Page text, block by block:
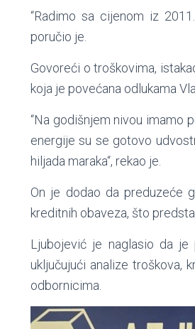
“Radimo sa cijenom iz
poručio je.
Govoreći o troškovima,
koja je povećana odlukama
“Na godišnjem nivou imamo
energije su se gotovo
hiljada maraka“, rekao je.
On je dodao da preduzeće
kreditnih obaveza, što
Ljubojević je naglasio da je
uključujući analize troškova,
odbornicima.